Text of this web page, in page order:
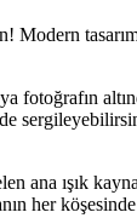
Modern
fotoğrafın
ana ışık
her